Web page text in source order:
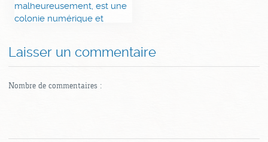
malheureusement, est une
colonie numérique et
Laisser un commentaire
Nombre de commentaires :